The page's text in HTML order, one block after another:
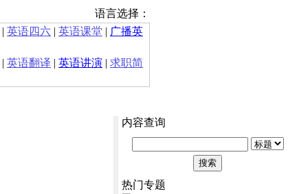
语言选择：
| 英语四六 | 英语课堂 | 广播英
| 英语翻译 | 英语讲演 | 求职简
内容查询
热门专题